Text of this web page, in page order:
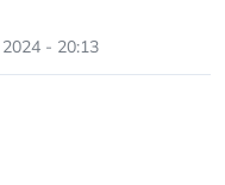
- 20:13